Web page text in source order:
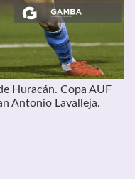
Huracán. Copa AUF
Antonio Lavalleja.